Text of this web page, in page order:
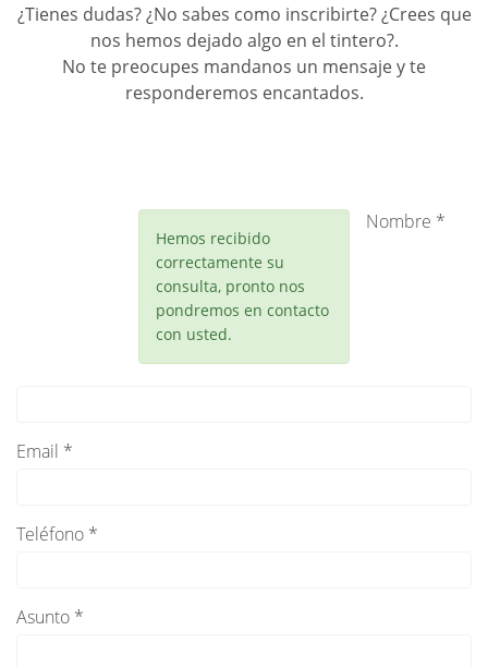
¿Tienes dudas? ¿No sabes como inscribirte? ¿Crees que
nos hemos dejado algo en el tintero?.
No te preocupes mandanos un mensaje y te
responderemos encantados.
Hemos recibido
correctamente su
consulta, pronto nos
pondremos en contacto
con usted.
Nombre *
Email *
Teléfono *
Asunto *